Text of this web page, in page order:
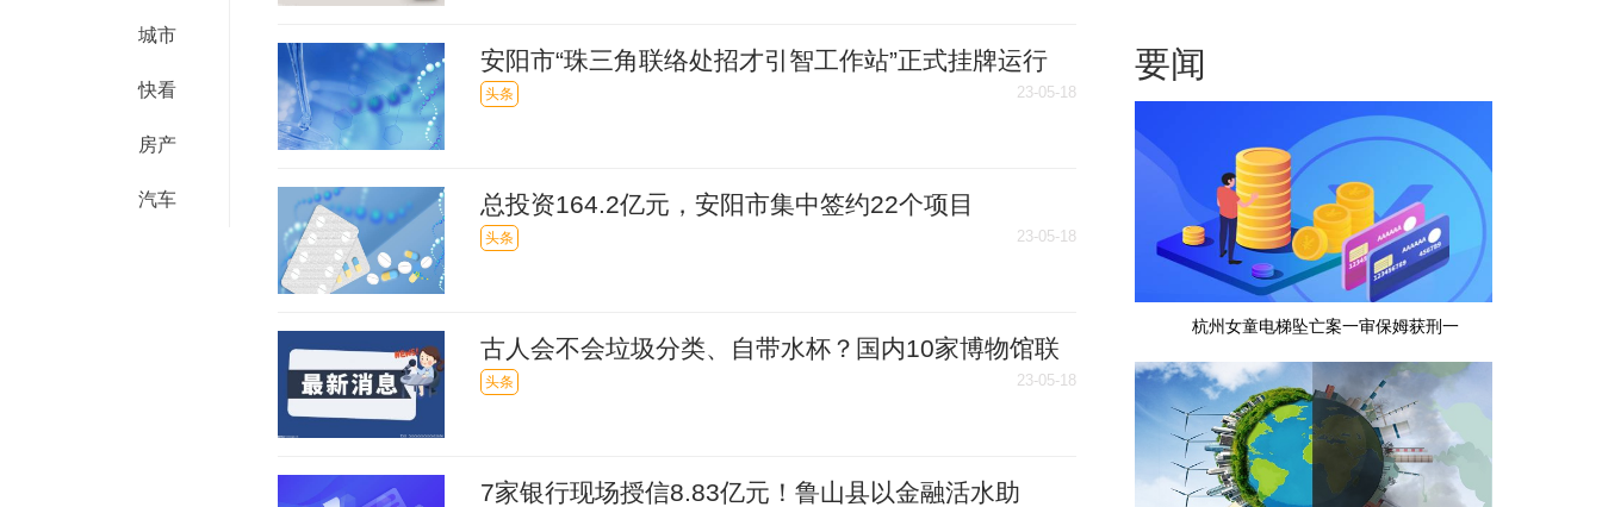
城市
快看
房产
汽车
安阳市“珠三角联络处招才引智工作站”正式挂牌运行
头条 23-05-18
总投资164.2亿元，安阳市集中签约22个项目
头条 23-05-18
古人会不会垃圾分类、自带水杯？国内10家博物馆联
手支付宝、蚂蚁森林解密了
头条 23-05-18
7家银行现场授信8.83亿元！鲁山县以金融活水助
要闻
杭州女童电梯坠亡案一审保姆获刑一